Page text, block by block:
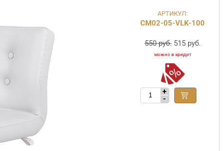
АРТИКУЛ:
СМ02-05-VLK-100
550 руб. 515 руб.
+
-